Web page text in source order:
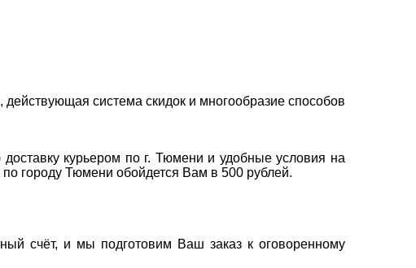
система скидок и многообразие способов
курьером по г. Тюмени и удобные условия на
по городу Тюмени обойдется Вам в 500 рублей.
счёт, и мы подготовим Ваш заказ к оговоренному